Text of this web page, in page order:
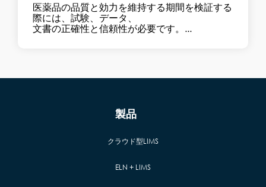
医薬品の品質と効力を維持する期間を検証する
際には、試験、データ、
文書の正確性と信頼性が必要です。...
製品
クラウド型LIMS
ELN + LIMS